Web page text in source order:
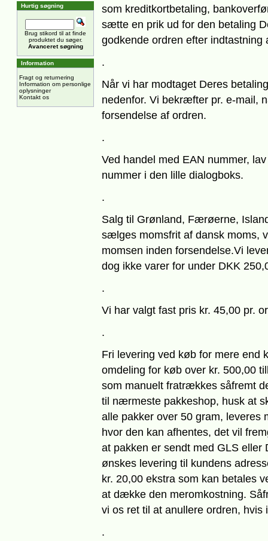
Hurtig søgning
Brug stikord til at finde
produktet du søger.
Avanceret søgning
Information
Fragt og returnering
Information om personlige
oplysninger
Kontakt os
som kreditkortbetaling,
sætte en prik ud for den betaling
godkende ordren efter
.
Når vi har modtaget Deres
nedenfor. Vi bekræfter pr. e-mail,
forsendelse af ordren.
.
Ved handel med EAN nummer,
nummer i den lille dialogboks.
.
Salg til Grønland, Færøerne,
sælges momsfrit af dansk moms,
momsen inden forsendelse.Vi
dog ikke varer for under DKK
.
Vi har valgt fast pris kr. 45,00 pr.
.
Fri levering ved køb for mere end
omdeling for køb over kr. 500,00
som manuelt fratrækkes såfremt
til nærmeste pakkeshop, husk at
alle pakker over 50 gram,
hvor den kan afhentes, det vil
at pakken er sendt med GLS
ønskes levering til kundens
kr. 20,00 ekstra som kan betales
at dække den meromkostning.
vi os ret til at anullere ordren,
.